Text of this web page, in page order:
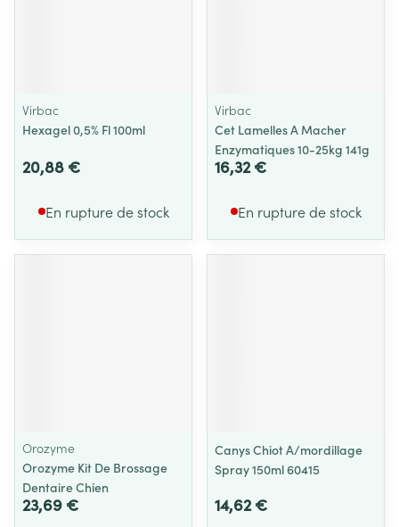
Virbac
Hexagel 0,5% Fl 100ml
20,88 €
En rupture de stock
Virbac
Cet Lamelles A Macher
Enzymatiques 10-25kg 141g
16,32 €
En rupture de stock
Orozyme
Orozyme Kit De Brossage
Dentaire Chien
23,69 €
Canys Chiot A/mordillage
Spray 150ml 60415
14,62 €